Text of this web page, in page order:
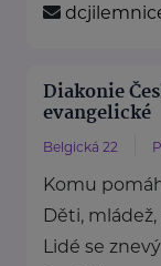
Diakonie
evangelické
Belgická 22
Komu
Děti,
Lidé se